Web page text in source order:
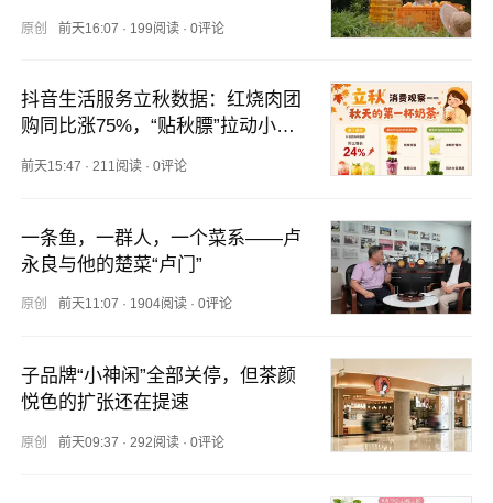
原创 前天16:07 · 199阅读· 0评论
抖音生活服务立秋数据：红烧肉团
购同比涨75%，“贴秋膘”拉动小炒
前天15:47 ·211阅读 ·0评论
一条鱼，一群人，一个菜系——卢
永良与他的楚菜“卢门”
原创 前天11:07 · 1904阅读· 0评论
子品牌“小神闲”全部关停，但茶颜
悦色的扩张还在提速
原创 前天09:37 · 292阅读· 0评论